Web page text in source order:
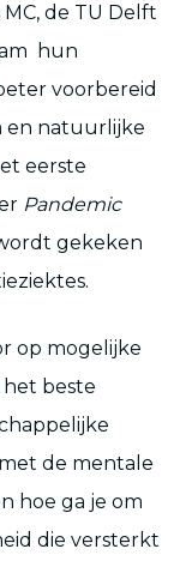
de TU Delft
hun
voorbereid
en natuurlijke
eerste
Pandemic
gekeken
op mogelijke
beste
met de mentale
hoe ga je om
die versterkt